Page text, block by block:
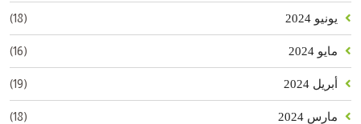
يونيو 2024 (18)
مايو 2024 (16)
أبريل 2024 (19)
مارس 2024 (18)